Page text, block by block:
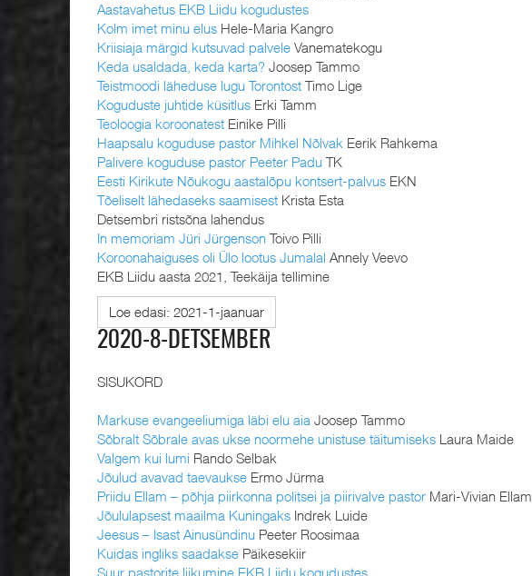
Aastavahetus EKB Liidu kogudustes
Kolm imet minu elus Hele-Maria Kangro
Kriisiaja märgid kutsuvad palvele Vanematekogu
Keda usaldada, keda karta? Joosep Tammo
Teistmoodi läheduse lugu Torontost Timo Lige
Koguduste juhtide küsitlus Erki Tamm
Teoloogia koroonatest Einike Pilli
Haapsalu koguduse pastor Mihkel Nõlvak Eerik Rahkema
Palivere koguduse pastor Peeter Padu TK
Eesti Kirikute Nõukogu aastalõpu kontsert-palvus EKN
Tõeliselt lähedaseks saamisest Krista Esta
Detsembri ristsõna lahendus
In memoriam Jüri Jürgenson Toivo Pilli
Koroonahaiguses oli Ülo lootus Jumalal Annely Veevo
EKB Liidu aasta 2021, Teekäija tellimine
Loe edasi: 2021-1-jaanuar
2020-8-DETSEMBER
SISUKORD
Markuse evangeeliumiga läbi elu aia Joosep Tammo
Sõbralt Sõbrale avas ukse noormehe unistuse täitumiseks Laura Maide
Valgem kui lumi Rando Selbak
Jõulud avavad taevaukse Ermo Jürma
Priidu Ellam – põhja piirkonna politsei ja piirivalve pastor Mari-Vivian Ellam
Jõululapsest maailma Kuningaks Indrek Luide
Jeesus – Isast Ainusündinu Peeter Roosimaa
Kuidas ingliks saadakse Päikesekiir
Suur pastorite liikumine EKB Liidu kogudustes